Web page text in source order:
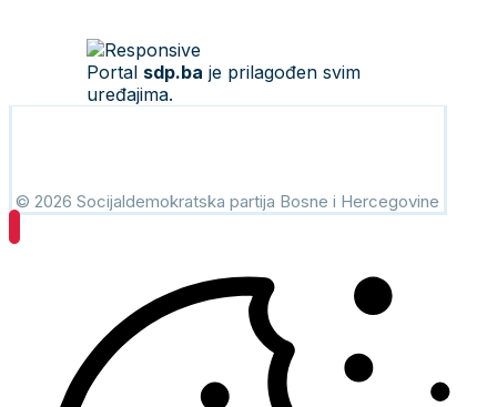
Portal sdp.ba je prilagođen svim
uređajima.
© 2026 Socijaldemokratska partija Bosne i Hercegovine